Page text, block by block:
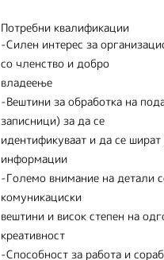
Потребни квалификации
-Силен интерес за
со членство и добро
владеење
-Вештини за обработка на
записници) за да се
идентификуваат и да се шират
информации
-Големо внимание на детали
комуникациски
вештини и висок степен на
креативност
-Способност за работа и